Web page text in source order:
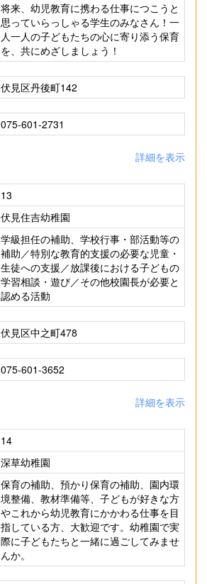
将来、幼児教育に携わる仕事につこうと
思っていらっしゃる学生のみなさん！一
人一人の子どもたちの心に寄り添う保育
を、共にめざしましょう！
伏見区丹後町142
075-601-2731
詳細を表示
13
伏見住吉幼稚園
学級担任の補助、学校行事・部活動等の
補助／特別な教育的支援の必要な児童・
生徒への支援／放課後における子どもの
学習相談・遊び／その他校園長が必要と
認める活動
伏見区中之町478
075-601-3652
詳細を表示
14
深草幼稚園
保育の補助、預かり保育の補助、園内環
境整備、教材準備等、子どもが好きな方
やこれから幼児教育にかかわる仕事を目
指している方、大歓迎です。幼稚園で実
際に子どもたちと一緒に過ごしてみませ
んか。